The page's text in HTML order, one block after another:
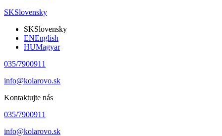
SKSlovensky
SKSlovensky
ENEnglish
HUMagyar
035/7900911
info@kolarovo.sk
Kontaktujte nás
035/7900911
info@kolarovo.sk